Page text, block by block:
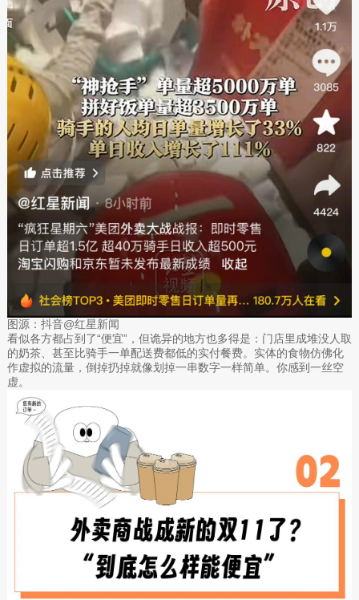
图源：抖音@红星新闻
看似各方都占到了“便宜”，但诡异的地方也多得是：门店里成堆没人取
的奶茶、甚至比骑手一单配送费都低的实付餐费。实体的食物仿佛化
作虚拟的流量，倒掉扔掉就像划掉一串数字一样简单。你感到一丝空
虚。